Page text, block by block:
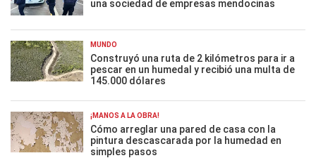
una sociedad de empresas mendocinas
MUNDO
Construyó una ruta de 2 kilómetros para ir a
pescar en un humedal y recibió una multa de
145.000 dólares
¡MANOS A LA OBRA!
Cómo arreglar una pared de casa con la
pintura descascarada por la humedad en
simples pasos